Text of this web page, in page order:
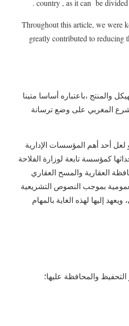
country , as it can be
Throughout this article, we were
greatly contributed to reducing
والمنتج ،باعتباره أساسا متينا
المغربي على وضع ترسانة
أحد أهم المؤسسات الإدارية
كمؤسسة تابعة لوزارة الفلاحة
العقارية والمسح العقاري
العمومية بموجب النصوص التشريعية
إليها لهذه الغاية بالمهام
والمحافظة عليها؛